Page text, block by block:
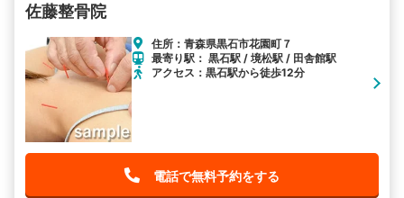
佐藤整骨院
住所：青森県黒石市花園町７
最寄り駅： 黒石駅 / 境松駅 / 田舎館駅
アクセス：黒石駅から徒歩12分
電話で無料予約をする